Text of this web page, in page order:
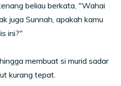
beliau berkata, "Wahai
juga Sunnah, apakah kamu
ini?"
membuat si murid sadar
kurang tepat.